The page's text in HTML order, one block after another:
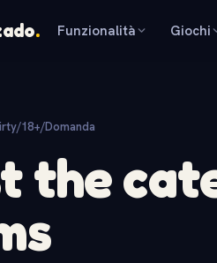
. Funzionalità Giochi
18+/Domanda
the